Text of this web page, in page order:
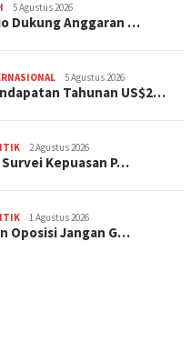
5 Agustus 2026
Dukung Anggaran …
5 Agustus 2026
Tahunan US$2…
2 Agustus 2026
Kepuasan P…
1 Agustus 2026
Oposisi Jangan G…